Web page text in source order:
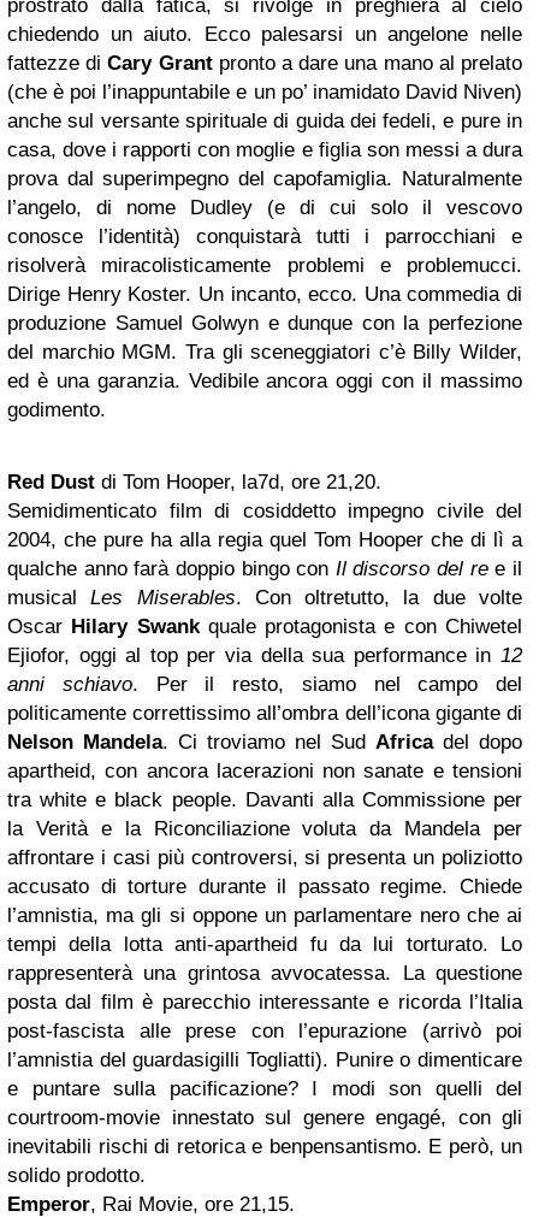
prostrato dalla fatica, si rivolge in preghiera al cielo
chiedendo un aiuto. Ecco palesarsi un angelone nelle
fattezze diCary Grantpronto a dare una mano al prelato
(che è poi l’inappuntabile e un po’ inamidato David Niven)
anche sul versante spirituale di guida dei fedeli, e pure in
casa, dove i rapporti con moglie e figlia son messi a dura
prova dal superimpegno del capofamiglia. Naturalmente
l’angelo, di nome Dudley (e di cui solo il vescovo
conosce l’identità) conquistarà tutti i parrocchiani e
risolverà miracolisticamente problemi e problemucci.
Dirige Henry Koster. Un incanto, ecco. Una commedia di
produzione Samuel Golwyn e dunque con la perfezione
del marchio MGM. Tra gli sceneggiatori c’è Billy Wilder,
ed è una garanzia. Vedibile ancora oggi con il massimo
godimento.
Red Dust di Tom Hooper, la7d, ore 21,20.
Semidimenticato film di cosiddetto impegno civile del
2004, che pure ha alla regia quel Tom Hooper che di lì a
qualche anno farà doppio bingo con Il discorso del ree il
musicalLes Miserables. Con oltretutto, la due volte
Oscar Hilary Swankquale protagonista e con Chiwetel
Ejiofor, oggi al top per via della sua performance in 12
anni schiavo. Per il resto, siamo nel campo del
politicamente correttissimo all’ombra dell’icona gigante di
Nelson Mandela. Ci troviamo nel Sud Africadel dopo
apartheid, con ancora lacerazioni non sanate e tensioni
tra white e black people. Davanti alla Commissione per
la Verità e la Riconciliazione voluta da Mandela per
affrontare i casi più controversi, si presenta un poliziotto
accusato di torture durante il passato regime. Chiede
l’amnistia, ma gli si oppone un parlamentare nero che ai
tempi della lotta anti-apartheid fu da lui torturato. Lo
rappresenterà una grintosa avvocatessa. La questione
posta dal film è parecchio interessante e ricorda l’Italia
post-fascista alle prese con l’epurazione (arrivò poi
l’amnistia del guardasigilli Togliatti). Punire o dimenticare
e puntare sulla pacificazione? I modi son quelli del
courtroom-movie innestato sul genere engagé, con gli
inevitabili rischi di retorica e benpensantismo. E però, un
solido prodotto.
Emperor, Rai Movie, ore 21,15.